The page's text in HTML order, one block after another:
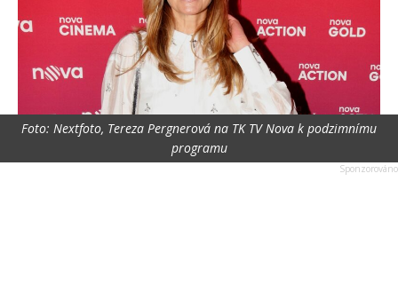
Foto: Nextfoto, Tereza Pergnerová na TK TV Nova k podzimnímu
programu